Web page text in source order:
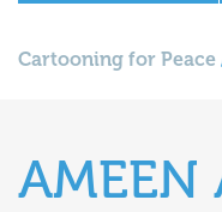
Cartooning for Peace
AMEEN